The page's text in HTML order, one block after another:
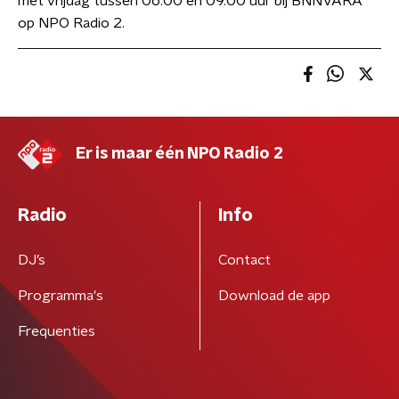
op NPO Radio 2.
Er is maar één NPO Radio 2
Radio
DJ’s
Programma's
Frequenties
Info
Contact
Download de app